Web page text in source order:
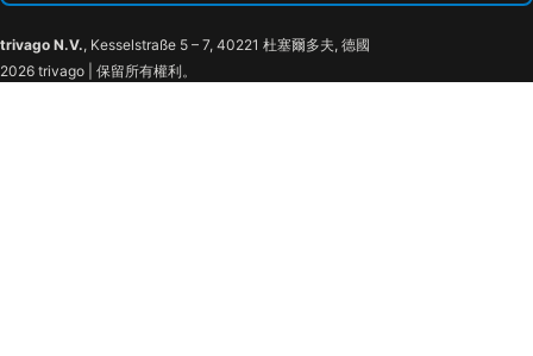
trivago N.V., Kesselstraße 5 – 7, 40221 杜塞爾多夫, 德國
2026 trivago | 保留所有權利。